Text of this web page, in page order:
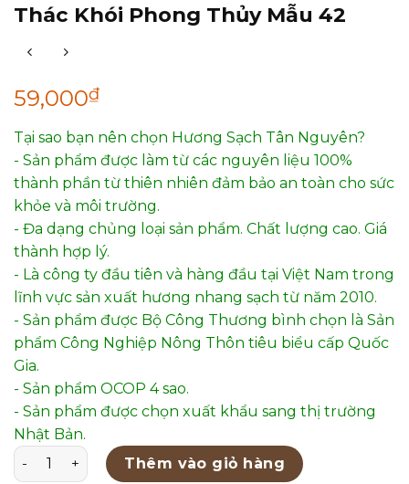
Thác Khói Phong Thủy Mẫu 42
59,000₫
Tại sao bạn nên chọn Hương Sạch Tân Nguyên?
- Sản phẩm được làm từ các nguyên liệu 100%
thành phần từ thiên nhiên đảm bảo an toàn cho sức
khỏe và môi trường.
- Đa dạng chủng loại sản phẩm. Chất lượng cao. Giá
thành hợp lý.
- Là công ty đầu tiên và hàng đầu tại Việt Nam trong
lĩnh vực sản xuất hương nhang sạch từ năm 2010.
- Sản phẩm được Bộ Công Thương bình chọn là Sản
phẩm Công Nghiệp Nông Thôn tiêu biểu cấp Quốc
Gia.
- Sản phẩm OCOP 4 sao.
- Sản phẩm được chọn xuất khẩu sang thị trường
Nhật Bản.
Thác Khói Phong Thủy Mẫu 42 số lượng
Thêm vào giỏ hàng